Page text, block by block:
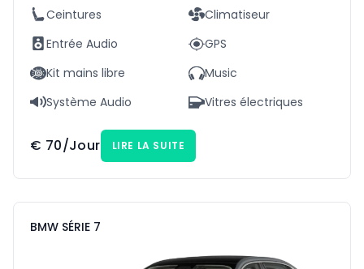
of
5
Ceintures
Climatiseur
Entrée Audio
GPS
Kit mains libre
Music
Système Audio
Vitres électriques
€ 70/Jour LIRE LA SUITE
BMW SÉRIE 7